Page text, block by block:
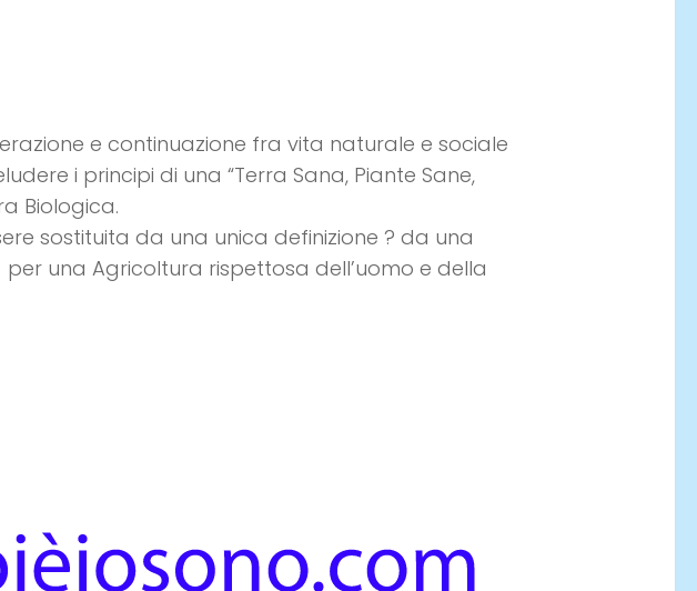
e continuazione fra vita naturale e sociale
i principi di una “Terra Sana, Piante Sane,
Biologica.
sostituita da una unica definizione ? da una
una Agricoltura rispettosa dell’uomo e della